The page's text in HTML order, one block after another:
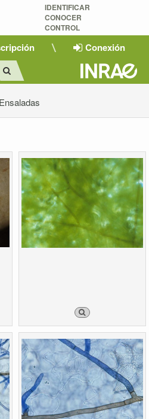
IDENTIFICAR
CONOCER
CONTROL
Conexión
Ensaladas